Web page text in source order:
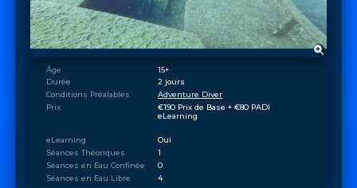
Âge
15+
Durée
2 jours
Conditions Préalables
Adventure Diver
Prix
€190 Prix de Base + €80 PADI
eLearning
eLearning
Oui
Séances Théoriques
1
Séances en Eau Confinée
0
Séances en Eau Libre
4